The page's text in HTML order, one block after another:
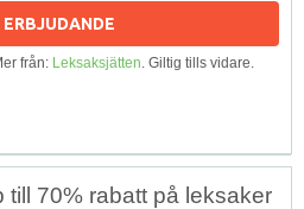
från: Leksaksjätten. Giltig tills vidare.
till 70% rabatt på leksaker